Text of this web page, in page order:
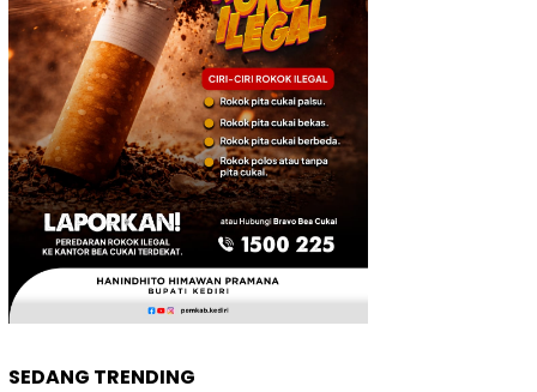
SEDANG TRENDING